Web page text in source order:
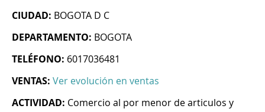
CIUDAD: BOGOTA D C
DEPARTAMENTO: BOGOTA
TELÉFONO: 6017036481
VENTAS: Ver evolución en ventas
ACTIVIDAD: Comercio al por menor de articulos y